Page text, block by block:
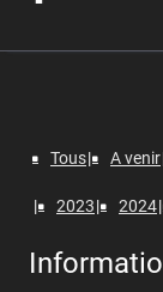
Tous A venir
2023 2024